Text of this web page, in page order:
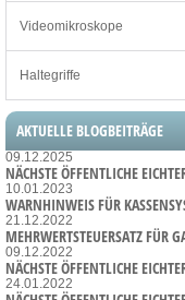
Videomikroskope
Haltegriffe
AKTUELLE BLOGBEITRÄGE
09.12.2025
NÄCHSTE ÖFFENTLICHE
10.01.2023
WARNHINWEIS FÜR
21.12.2022
MEHRWERTSTEUERSATZ FÜR
09.12.2022
NÄCHSTE ÖFFENTLICHE
24.01.2022